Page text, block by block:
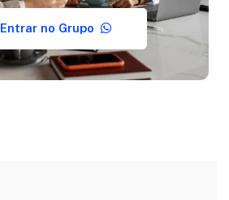
Entrar no Grupo